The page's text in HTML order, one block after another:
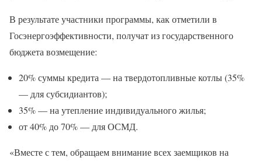
В результате участники программы, как отметили в
Госэнергоэффективности, получат из государственного
бюджета возмещение:
20% суммы кредита — на твердотопливные котлы (35%
— для субсидиантов);
35% — на утепление индивидуального жилья;
от 40% до 70% — для ОСМД.
«Вместе с тем, обращаем внимание всех заемщиков на